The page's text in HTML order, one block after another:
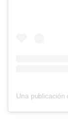
Una publicación